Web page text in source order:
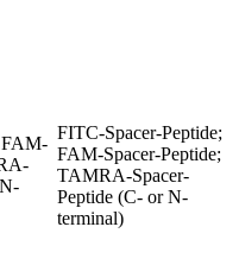
FAM-
FITC-Spacer-Peptide;
FAM-Spacer-Peptide;
TAMRA-Spacer-
Peptide (C- or N-
terminal)